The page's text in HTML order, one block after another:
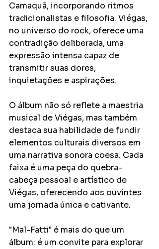
Camaquã, incorporando ritmos
tradicionalistas e filosofia. Viégas,
no universo do rock, oferece uma
contradição deliberada, uma
expressão intensa capaz de
transmitir suas dores,
inquietações e aspirações.
O álbum não só reflete a maestria
musical de Viégas, mas também
destaca sua habilidade de fundir
elementos culturais diversos em
uma narrativa sonora coesa. Cada
faixa é uma peça do quebra-
cabeça pessoal e artístico de
Viégas, oferecendo aos ouvintes
uma jornada única e cativante.
"Mal-Fatti" é mais do que um
álbum: é um convite para explorar